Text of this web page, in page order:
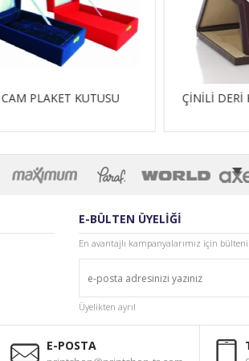
ÇİNİLİ DERİ KUTULU PLAKET CAM
E-BÜLTEN ÜYELİĞİ
En avantajlı kampanyalarımız için
Üyelikten ayrıl
E-POSTA